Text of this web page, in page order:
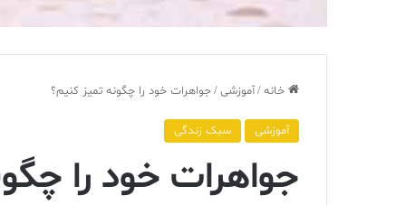
خانه/آموزشی/جواهرات خود را چگونه تميز کنيم؟
آموزشی سبک زندگی
جواهرات خود را